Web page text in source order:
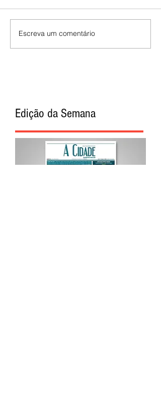
Escreva um comentário
Edição da Semana